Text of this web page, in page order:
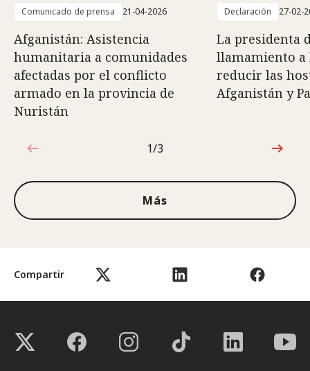
Compartir
Comunicado de prensa 21-04-2026
Afganistán: Asistencia
humanitaria a comunidades
afectadas por el conflicto
armado en la provincia de
Nuristán
Declaración 27-02-
La presidenta
llamamiento
reducir las
Afganistán y
1de3
1/3
Más